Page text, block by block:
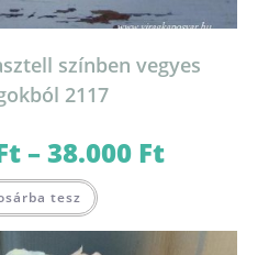
színben vegyes
2117
–38.000 Ft19.000 Ft
tesz a
több
variációja